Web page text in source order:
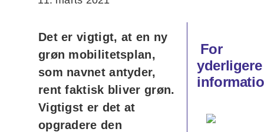
Det er vigtigt, at en ny
grøn mobilitetsplan,
som navnet antyder,
rent faktisk bliver grøn.
Vigtigst er det at
opgradere den
For
yderligere